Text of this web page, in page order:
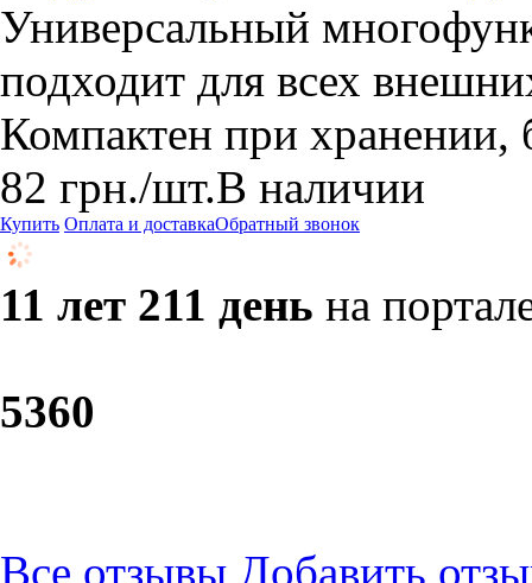
Универсальный
подходит для всех
Компактен при хранении,
82 грн./шт.В наличии
Купить Оплата и доставкаОбратный звонок
11 лет 211 день на
5360
Все отзывы Добавить